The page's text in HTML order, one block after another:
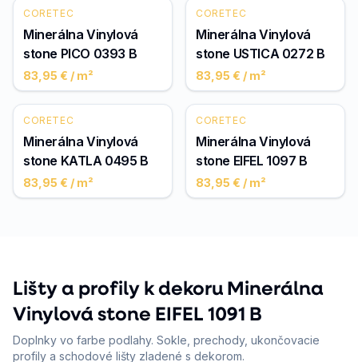
CORETEC
Minerálna Vinylová
stone PICO 0393 B
83,95 € / m²
CORETEC
Minerálna Vinylová
stone USTICA 0272 B
83,95 € / m²
CORETEC
Minerálna Vinylová
stone KATLA 0495 B
83,95 € / m²
CORETEC
Minerálna Vinylová
stone EIFEL 1097 B
83,95 € / m²
Lišty a profily k dekoru Minerálna
Vinylová stone EIFEL 1091 B
Doplnky vo farbe podlahy. Sokle, prechody, ukončovacie
profily a schodové lišty zladené s dekorom.